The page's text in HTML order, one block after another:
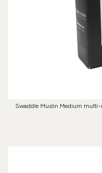
Swaddle Muslin Medium multi-